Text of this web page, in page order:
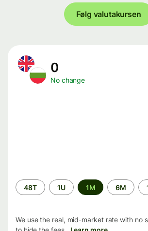
Følg valutakursen
0
No change
Time
period
48T 1U 1M 6M
We use the real, mid-market rate with no